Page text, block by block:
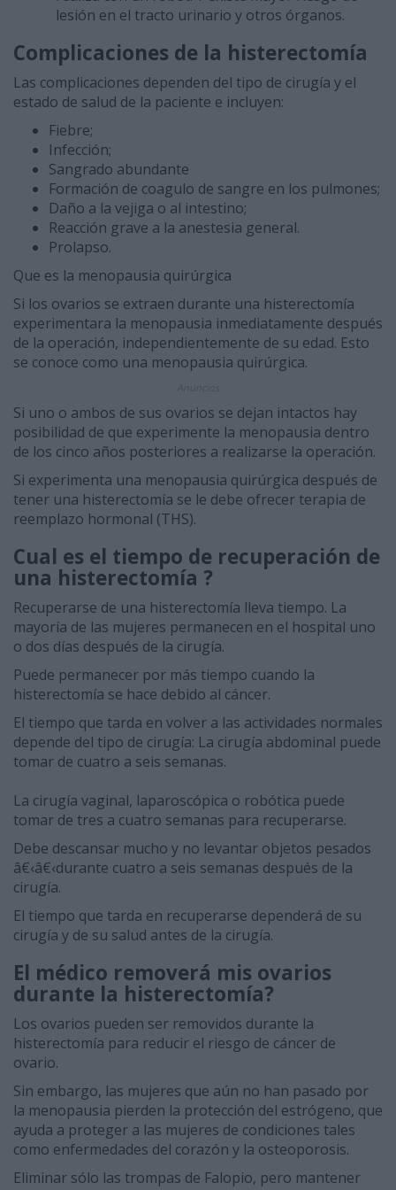
lesión en el tracto urinario y otros órganos.
Complicaciones de la histerectomía
Las complicaciones dependen del tipo de cirugía y el
estado de salud de la paciente e incluyen:
Fiebre;
Infección;
Sangrado abundante
Formación de coagulo de sangre en los pulmones;
Daño a la vejiga o al intestino;
Reacción grave a la anestesia general.
Prolapso.
Que es la menopausia quirúrgica
Si los ovarios se extraen durante una histerectomía
experimentara la menopausia inmediatamente después
de la operación, independientemente de su edad. Esto
se conoce como una menopausia quirúrgica.
Si uno o ambos de sus ovarios se dejan intactos hay
posibilidad de que experimente la menopausia dentro
de los cinco años posteriores a realizarse la operación.
Si experimenta una menopausia quirúrgica después de
tener una histerectomía se le debe ofrecer terapia de
reemplazo hormonal (THS).
Cual es el tiempo de recuperación de
una histerectomía ?
Recuperarse de una histerectomía lleva tiempo. La
mayoría de las mujeres permanecen en el hospital uno
o dos días después de la cirugía.
Puede permanecer por más tiempo cuando la
histerectomía se hace debido al cáncer.
El tiempo que tarda en volver a las actividades normales
depende del tipo de cirugía: La cirugía abdominal puede
tomar de cuatro a seis semanas.
La cirugía vaginal, laparoscópica o robótica puede
tomar de tres a cuatro semanas para recuperarse.
Debe descansar mucho y no levantar objetos pesados
â€‹â€‹durante cuatro a seis semanas después de la
cirugía.
El tiempo que tarda en recuperarse dependerá de su
cirugía y de su salud antes de la cirugía.
El médico removerá mis ovarios
durante la histerectomía?
Los ovarios pueden ser removidos durante la
histerectomía para reducir el riesgo de cáncer de
ovario.
Sin embargo, las mujeres que aún no han pasado por
la menopausia pierden la protección del estrógeno, que
ayuda a proteger a las mujeres de condiciones tales
como enfermedades del corazón y la osteoporosis.
Eliminar sólo las trompas de Falopio, pero mantener